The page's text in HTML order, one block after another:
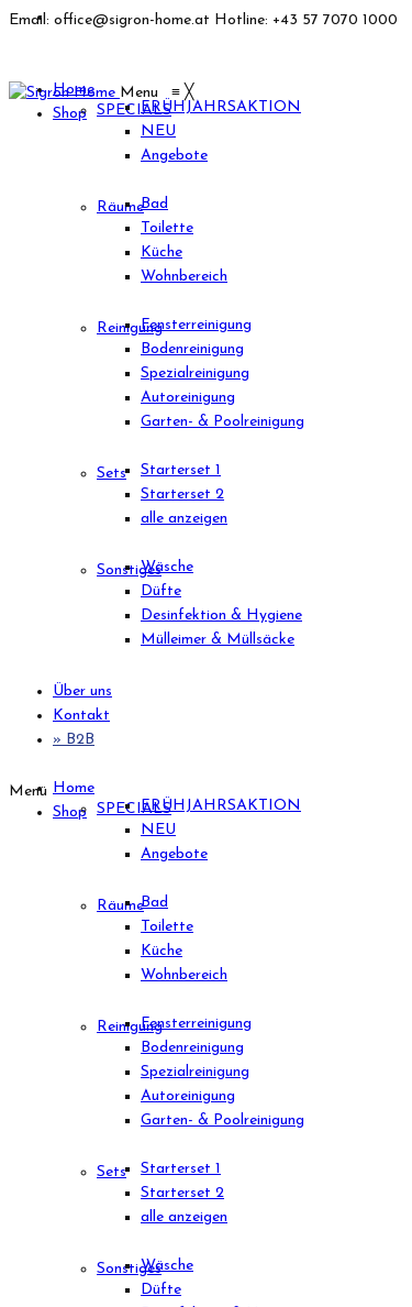
Email: office@sigron-home.at Hotline: +43 57 7070 1000
Menu ≡ ╳
Home
Shop SPECIALSFRÜHJAHRSAKTION
NEU
Angebote
RäumeBad
Toilette
Küche
Wohnbereich
ReinigungFensterreinigung
Bodenreinigung
Spezialreinigung
Autoreinigung
Garten- & Poolreinigung
Sets
Starterset 1
Starterset 2
alle anzeigen
SonstigesWäsche
Düfte
Desinfektion & Hygiene
Mülleimer & Müllsäcke
Über uns
Kontakt
» B2B
Menü Home
Shop SPECIALSFRÜHJAHRSAKTION
NEU
Angebote
RäumeBad
Toilette
Küche
Wohnbereich
ReinigungFensterreinigung
Bodenreinigung
Spezialreinigung
Autoreinigung
Garten- & Poolreinigung
Sets
Starterset 1
Starterset 2
alle anzeigen
SonstigesWäsche
Düfte